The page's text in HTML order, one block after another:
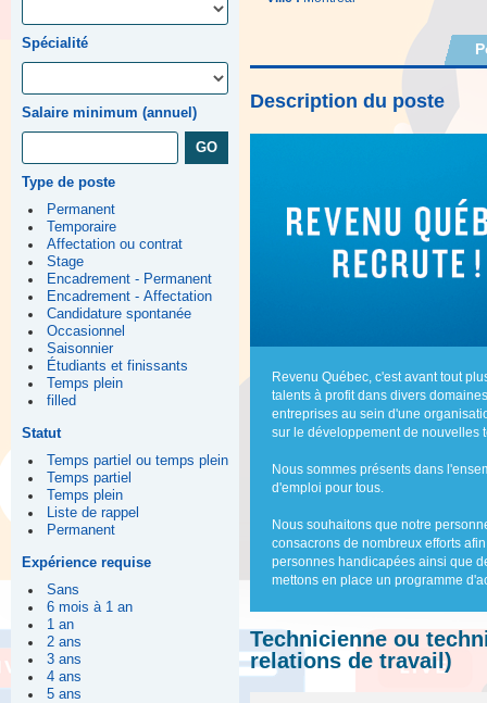
Spécialité
Salaire minimum (annuel)
Type de poste
Permanent
Temporaire
Affectation ou contrat
Stage
Encadrement - Permanent
Encadrement - Affectation
Candidature spontanée
Occasionnel
Saisonnier
Étudiants et finissants
Temps plein
filled
Statut
Temps partiel ou temps plein
Temps partiel
Temps plein
Liste de rappel
Permanent
Expérience requise
Sans
6 mois à 1 an
1 an
2 ans
3 ans
4 ans
5 ans
Description du poste
Revenu Québec, c'est avant tout
talents à profit dans divers
entreprises au sein d'une
sur le développement de nouvelles
Nous sommes présents dans
d'emploi pour tous.
Nous souhaitons que notre
consacrons de nombreux efforts
personnes handicapées ainsi que
mettons en place un programme
Technicienne ou
relations de travail)